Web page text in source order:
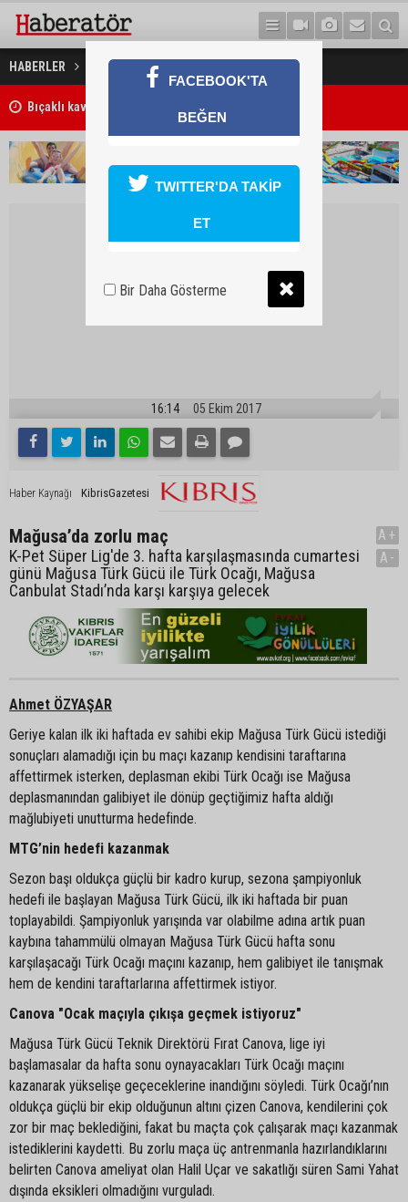
HABERLER SPOR Mağusa’da zorlu maç
Bıçaklı kavga ölümle sonuçlandı
16:14 05 Ekim 2017
Haber Kaynağı KibrisGazetesi
Mağusa’da zorlu maç
K-Pet Süper Lig'de 3. hafta karşılaşmasında cumartesi
günü Mağusa Türk Gücü ile Türk Ocağı, Mağusa
Canbulat Stadı’nda karşı karşıya gelecek
A+
A-
Ahmet ÖZYAŞAR
Geriye kalan ilk iki haftada ev sahibi ekip Mağusa Türk Gücü istediği
sonuçları alamadığı için bu maçı kazanıp kendisini taraftarına
affettirmek isterken, deplasman ekibi Türk Ocağı ise Mağusa
deplasmanından galibiyet ile dönüp geçtiğimiz hafta aldığı
mağlubiyeti unutturma hedefinde.
MTG’nin hedefi kazanmak
Sezon başı oldukça güçlü bir kadro kurup, sezona şampiyonluk
hedefi ile başlayan Mağusa Türk Gücü, ilk iki haftada bir puan
toplayabildi. Şampiyonluk yarışında var olabilme adına artık puan
kaybına tahammülü olmayan Mağusa Türk Gücü hafta sonu
karşılaşacağı Türk Ocağı maçını kazanıp, hem galibiyet ile tanışmak
hem de kendini taraftarlarına affettirmek istiyor.
Canova "Ocak maçıyla çıkışa geçmek istiyoruz"
Mağusa Türk Gücü Teknik Direktörü Fırat Canova, lige iyi
başlamasalar da hafta sonu oynayacakları Türk Ocağı maçını
kazanarak yükselişe geçeceklerine inandığını söyledi. Türk Ocağı’nın
oldukça güçlü bir ekip olduğunun altını çizen Canova, kendilerini çok
zor bir maç beklediğini, fakat bu maçta çok çalışarak maçı kazanmak
istediklerini kaydetti. Bu zorlu maça üç antrenmanla hazırlandıklarını
belirten Canova ameliyat olan Halil Uçar ve sakatlığı süren Sami Yahat
dışında eksikleri olmadığını vurguladı.
FACEBOOK'TA
BEĞEN
TWITTER'DA TAKİP
ET
Bir Daha Gösterme